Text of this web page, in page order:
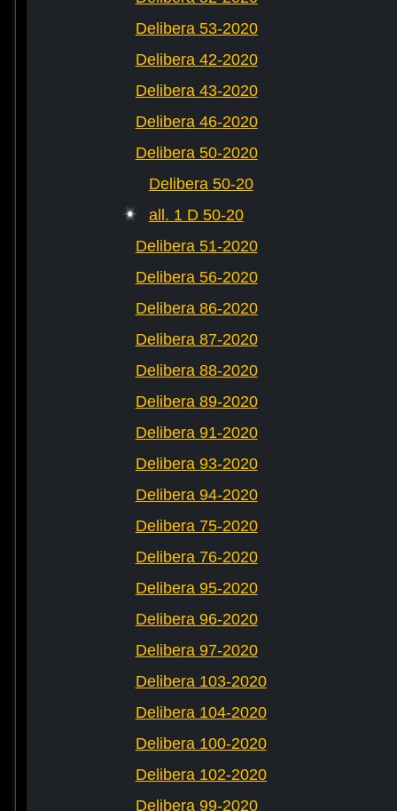
Delibera 53-2020
Delibera 42-2020
Delibera 43-2020
Delibera 46-2020
Delibera 50-2020
Delibera 50-20
all. 1 D 50-20
Delibera 51-2020
Delibera 56-2020
Delibera 86-2020
Delibera 87-2020
Delibera 88-2020
Delibera 89-2020
Delibera 91-2020
Delibera 93-2020
Delibera 94-2020
Delibera 75-2020
Delibera 76-2020
Delibera 95-2020
Delibera 96-2020
Delibera 97-2020
Delibera 103-2020
Delibera 104-2020
Delibera 100-2020
Delibera 102-2020
Delibera 99-2020